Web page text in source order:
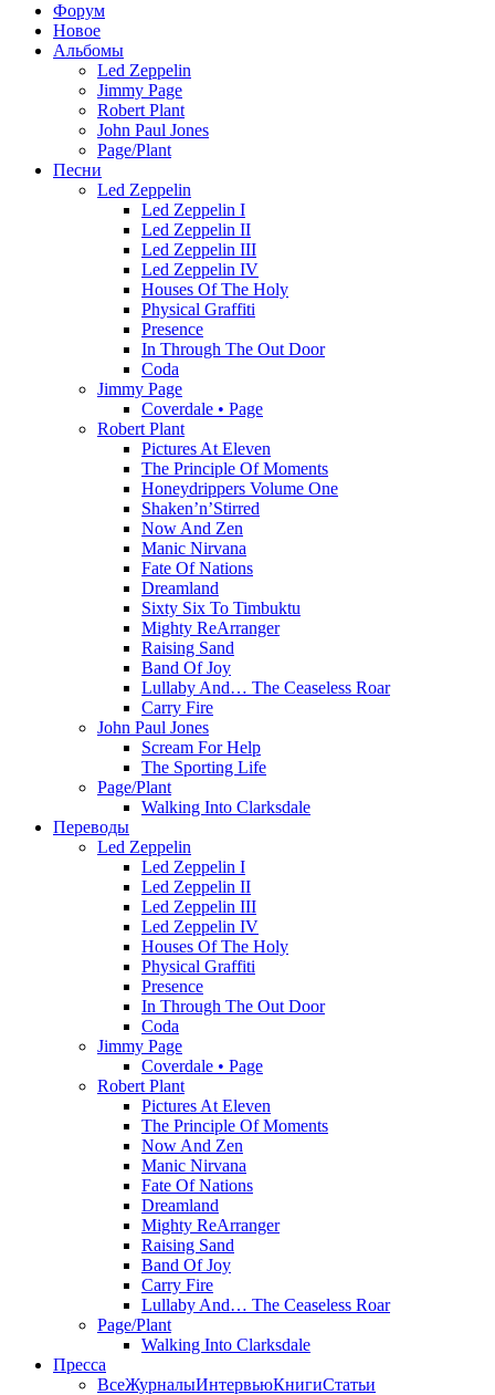
Форум
Новоe
Альбомы
Led Zeppelin
Jimmy Page
Robert Plant
John Paul Jones
Page/Plant
Песни
Led Zeppelin
Led Zeppelin I
Led Zeppelin II
Led Zeppelin III
Led Zeppelin IV
Houses Of The Holy
Physical Graffiti
Presence
In Through The Out Door
Coda
Jimmy Page
Coverdale • Page
Robert Plant
Pictures At Eleven
The Principle Of Moments
Honeydrippers Volume One
Shaken’n’Stirred
Now And Zen
Manic Nirvana
Fate Of Nations
Dreamland
Sixty Six To Timbuktu
Mighty ReArranger
Raising Sand
Band Of Joy
Lullaby And… The Ceaseless Roar
Carry Fire
John Paul Jones
Scream For Help
The Sporting Life
Page/Plant
Walking Into Clarksdale
Переводы
Led Zeppelin
Led Zeppelin I
Led Zeppelin II
Led Zeppelin III
Led Zeppelin IV
Houses Of The Holy
Physical Graffiti
Presence
In Through The Out Door
Coda
Jimmy Page
Coverdale • Page
Robert Plant
Pictures At Eleven
The Principle Of Moments
Now And Zen
Manic Nirvana
Fate Of Nations
Dreamland
Mighty ReArranger
Raising Sand
Band Of Joy
Carry Fire
Lullaby And… The Ceaseless Roar
Page/Plant
Walking Into Clarksdale
Пресса
ВсеЖурналыИнтервьюКнигиСтатьи